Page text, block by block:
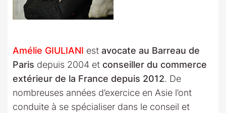
Amélie GIULIANI est avocate au Barreau de
Paris depuis 2004 et conseiller du commerce
extérieur de la France depuis 2012. De
nombreuses années d’exercice en Asie l’ont
conduite à se spécialiser dans le conseil et